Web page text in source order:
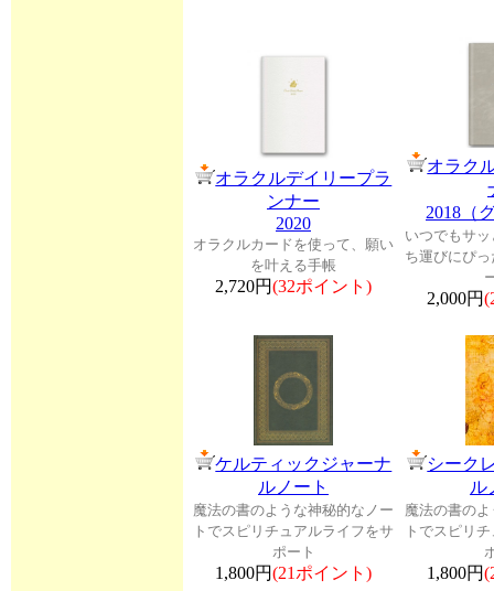
オラクルデイリープラ
ンナー
2020
オラクルカードを使って、願い
を叶える手帳
2,720円(32ポイント)
オラク
2018（
いつでもサ
ち運びにぴ
2,000円
ケルティックジャーナ
ルノート
魔法の書のような神秘的なノー
トでスピリチュアルライフをサ
ポート
1,800円(21ポイント)
シーク
ル
魔法の書の
トでスピリ
1,800円